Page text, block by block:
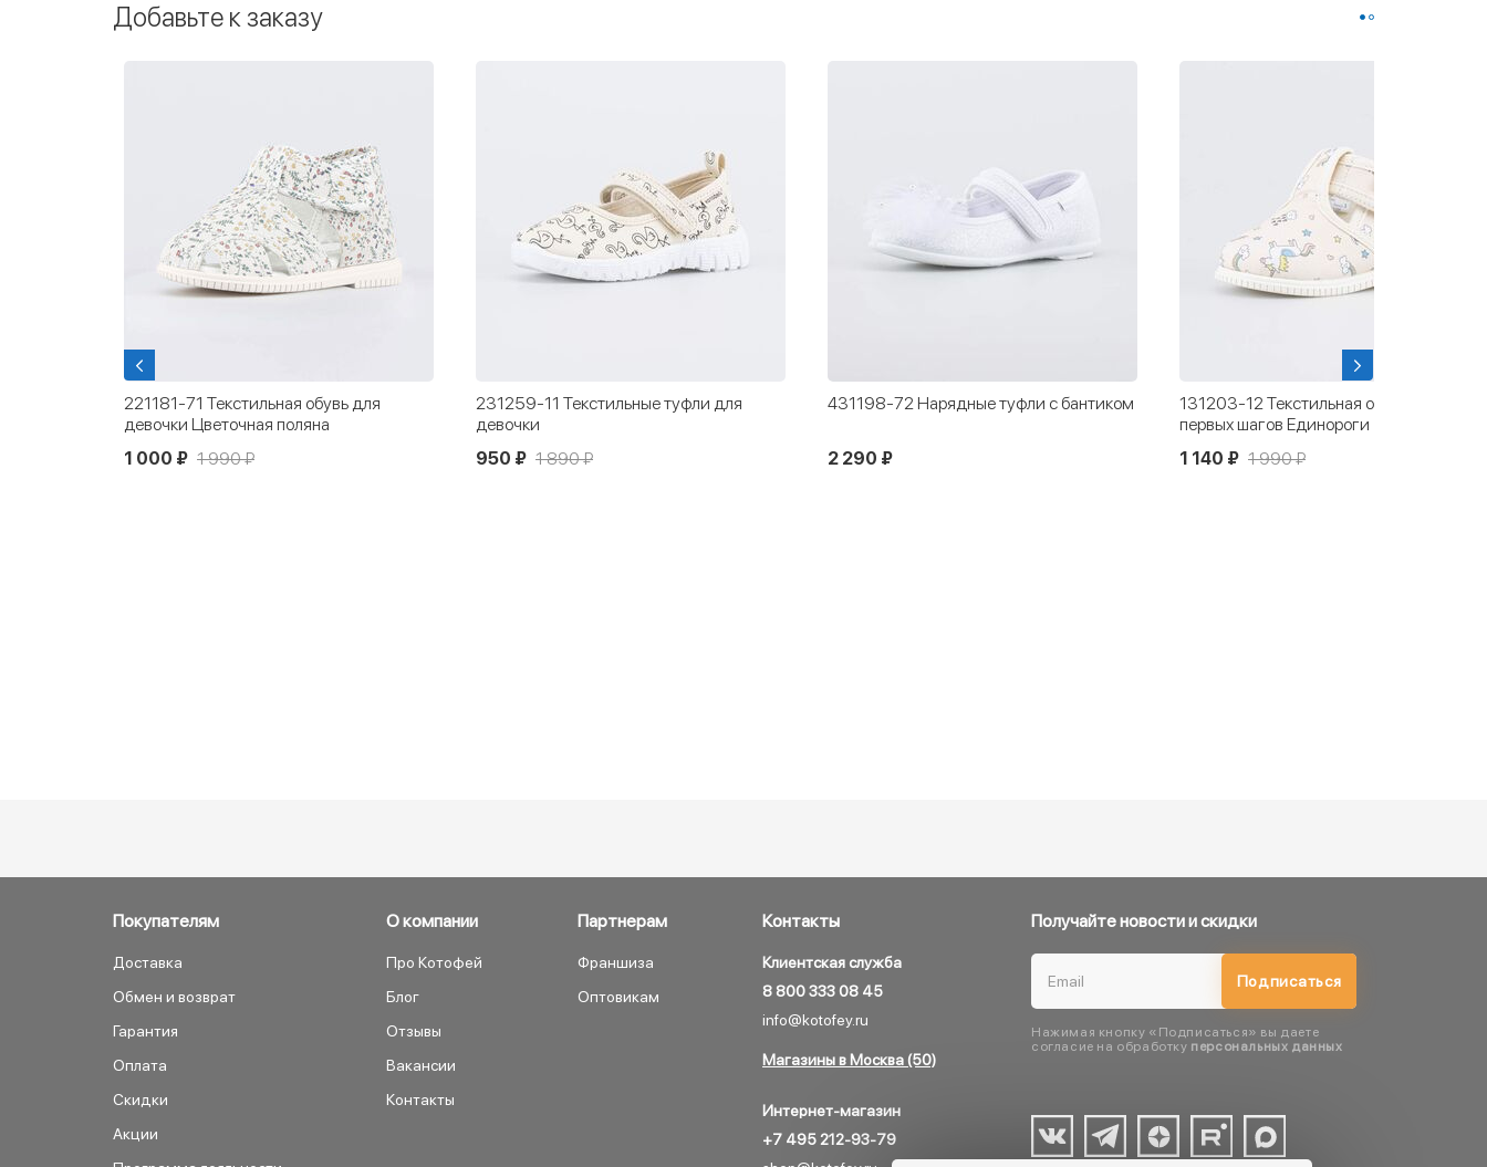
Добавьте к заказу
221181-71 Текстильная обувь для
девочки Цветочная поляна
1 000 ₽ 1 990 ₽
231259-11 Текстильные туфли для
девочки
950 ₽ 1 890 ₽
431198-72 Нарядные туфли с бантиком
2 290 ₽
131203-12 Текстильная обувь для
первых шагов Единороги
1 140 ₽ 1 990 ₽
Покупателям
Доставка
Обмен и возврат
Гарантия
Оплата
Скидки
Акции
О компании
Про Котофей
Блог
Отзывы
Вакансии
Контакты
Партнерам
Франшиза
Оптовикам
Контакты
Клиентская служба
8 800 333 08 45
info@kotofey.ru
Магазины в Москва (50)
Интернет-магазин
+7 495 212-93-79
Получайте новости и скидки
Подписаться
Нажимая кнопку «Подписаться» вы даете
согласие на обработку персональных данных